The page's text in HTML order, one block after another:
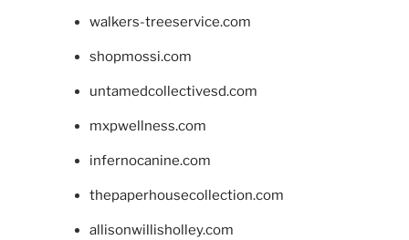
walkers-treeservice.com
shopmossi.com
untamedcollectivesd.com
mxpwellness.com
infernocanine.com
thepaperhousecollection.com
allisonwillisholley.com